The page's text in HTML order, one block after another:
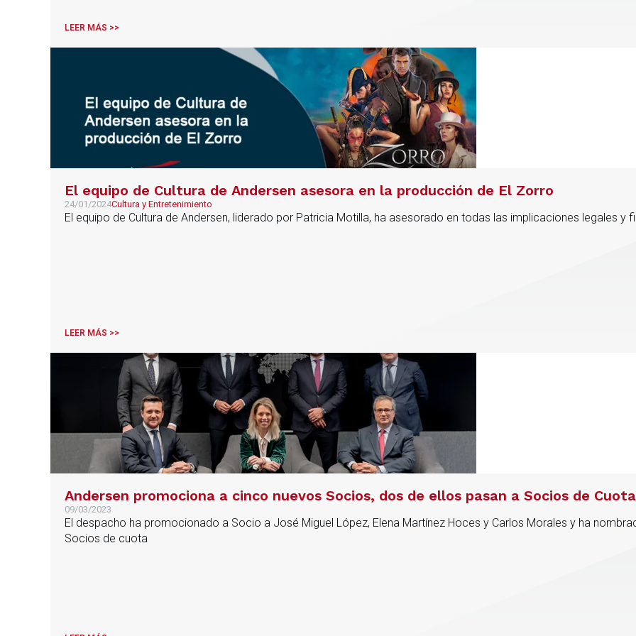
LEER MÁS >>
El equipo de Cultura de Andersen asesora en la producción de El Zorro
24/01/2024Cultura y Entretenimiento
El equipo de Cultura de Andersen, liderado por Patricia Motilla, ha asesorado en todas las implicaciones legales y
LEER MÁS >>
Andersen promociona a cinco nuevos Socios, dos de ellos pasan a Socios de Cuota
09/03/2023
El despacho ha promocionado a Socio a José Miguel López, Elena Martínez Hoces y Carlos Morales y ha
Socios de cuota